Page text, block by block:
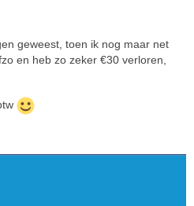
geweest, toen ik nog maar net
en heb zo zeker €30 verloren,